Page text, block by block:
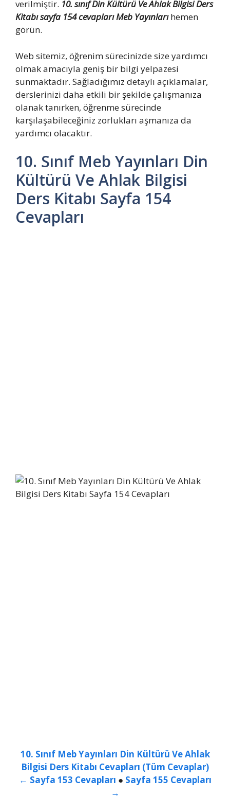
verilmiştir. 10. sınıf Din Kültürü Ve Ahlak Bilgisi Ders
Kitabı sayfa 154 cevapları Meb Yayınlarıhemen
görün.
Web sitemiz, öğrenim sürecinizde size yardımcı
olmak amacıyla geniş bir bilgi yelpazesi
sunmaktadır. Sağladığımız detaylı açıklamalar,
derslerinizi daha etkili bir şekilde çalışmanıza
olanak tanırken, öğrenme sürecinde
karşılaşabileceğiniz zorlukları aşmanıza da
yardımcı olacaktır.
10. Sınıf Meb Yayınları Din
Kültürü Ve Ahlak Bilgisi
Ders Kitabı Sayfa 154
Cevapları
10. Sınıf Meb Yayınları Din Kültürü Ve Ahlak
Bilgisi Ders Kitabı Cevapları (Tüm Cevaplar)
← Sayfa 153 Cevapları ● Sayfa 155 Cevapları
→